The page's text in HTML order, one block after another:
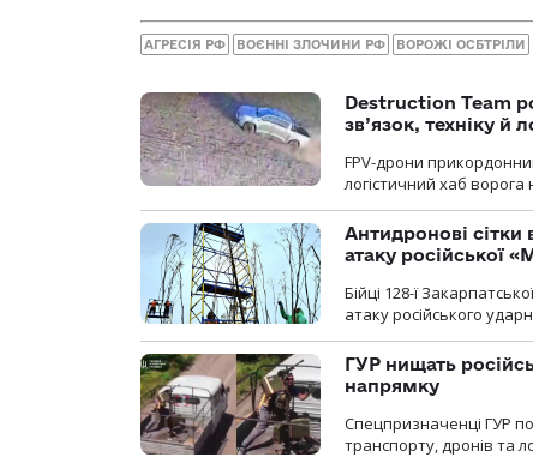
АГРЕСІЯ РФ ВОЄННІ ЗЛОЧИНИ РФ ВОРОЖІ ОСБТРІЛИ
Destruction Team
зв’язок, техніку й
FPV-дрони
логістичний хаб
Антидронові сітки
атаку російської
Бійці 128-ї
атаку російського
ГУР нищать
напрямку
Спецпризначенці ГУР
транспорту, дронів та